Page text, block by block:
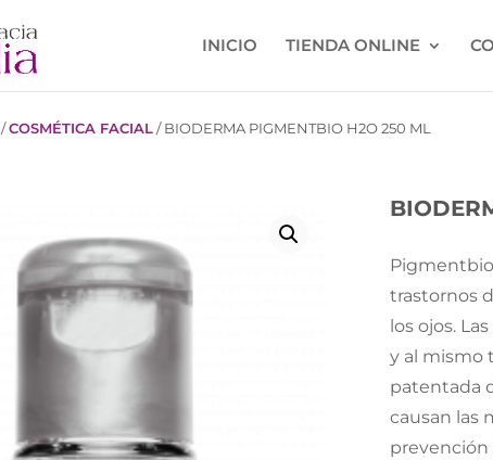
INICIO TIENDA ONLINE
/COSMÉTICA FACIAL/BIODERMA PIGMENTBIO H2O 250 ML
trastornos
los ojos.
y al mismo
patentada
causan las